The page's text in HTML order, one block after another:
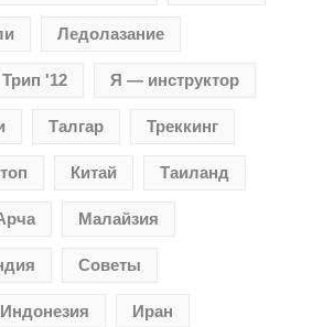
Ледолазание
Трип '12 Я — инструктор
Талгар Треккинг
Китай Таиланд
Малайзия
Советы
Индонезия Иран